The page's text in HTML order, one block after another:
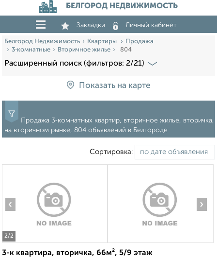
БЕЛГОРОД НЕДВИЖИМОСТЬ
Закладки Личный кабинет
Белгород Недвижимость Квартиры
Продажа
3‑комнатные
Вторичное жилье 804
Расширенный поиск (фильтров: 2/21)
Показать на карте
Продажа 3‑комнатных квартир, вторичное жилье, вторичка,
на вторичном рынке, 804 объявлений в Белгороде
Сортировка:
2/2
‹ ›
3-к квартира, вторичка, 66м², 5/9 этаж